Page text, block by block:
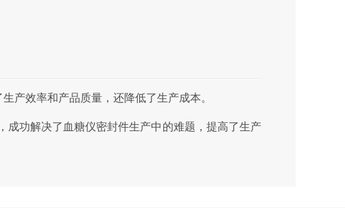
产效率和产品质量，还降低了生产成本。
功解决了血糖仪密封件生产中的难题，提高了生产